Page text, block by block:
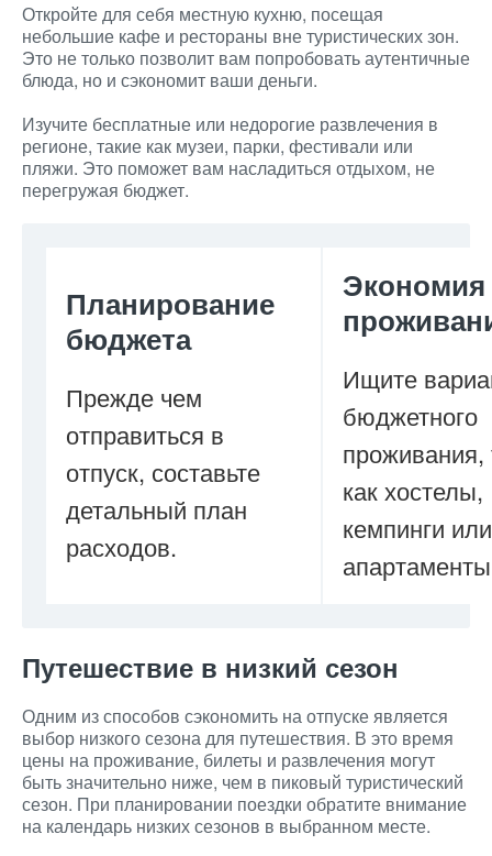
Откройте для себя местную кухню, посещая
небольшие кафе и рестораны вне туристических зон.
Это не только позволит вам попробовать аутентичные
блюда, но и сэкономит ваши деньги.
Изучите бесплатные или недорогие развлечения в
регионе, такие как музеи, парки, фестивали или
пляжи. Это поможет вам насладиться отдыхом, не
перегружая бюджет.
Планирование
бюджета
Прежде чем
отправиться в
отпуск, составьте
детальный план
расходов.
Экономия
Ищите
бюджетного
проживания,
как хостелы,
кемпинги или
Путешествие в низкий сезон
Одним из способов сэкономить на отпуске является
выбор низкого сезона для путешествия. В это время
цены на проживание, билеты и развлечения могут
быть значительно ниже, чем в пиковый туристический
сезон. При планировании поездки обратите внимание
на календарь низких сезонов в выбранном месте.